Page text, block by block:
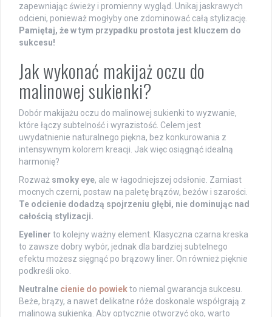
zapewniając świeży i promienny wygląd. Unikaj jaskrawych
odcieni, ponieważ mogłyby one zdominować całą stylizację.
Pamiętaj, że w tym przypadku prostota jest kluczem do
sukcesu!
Jak wykonać makijaż oczu do
malinowej sukienki?
Dobór makijażu oczu do malinowej sukienki to wyzwanie,
które łączy subtelność i wyrazistość. Celem jest
uwydatnienie naturalnego piękna, bez konkurowania z
intensywnym kolorem kreacji. Jak więc osiągnąć idealną
harmonię?
Rozważ smoky eye, ale w łagodniejszej odsłonie. Zamiast
mocnych czerni, postaw na paletę brązów, beżów i szarości.
Te odcienie dodadzą spojrzeniu głębi, nie dominując nad
całością stylizacji.
Eyeliner to kolejny ważny element. Klasyczna czarna kreska
to zawsze dobry wybór, jednak dla bardziej subtelnego
efektu możesz sięgnąć po brązowy liner. On również pięknie
podkreśli oko.
Neutralne cienie do powiekto niemal gwarancja sukcesu.
Beże, brązy, a nawet delikatne róże doskonale współgrają z
malinową sukienką. Aby optycznie otworzyć oko, warto